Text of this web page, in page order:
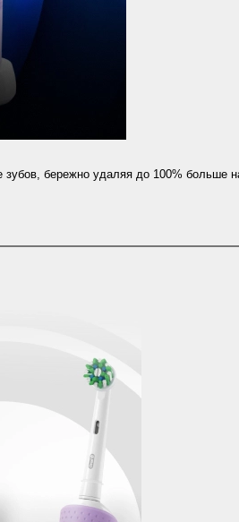
зубов, бережно удаляя до 100% больше